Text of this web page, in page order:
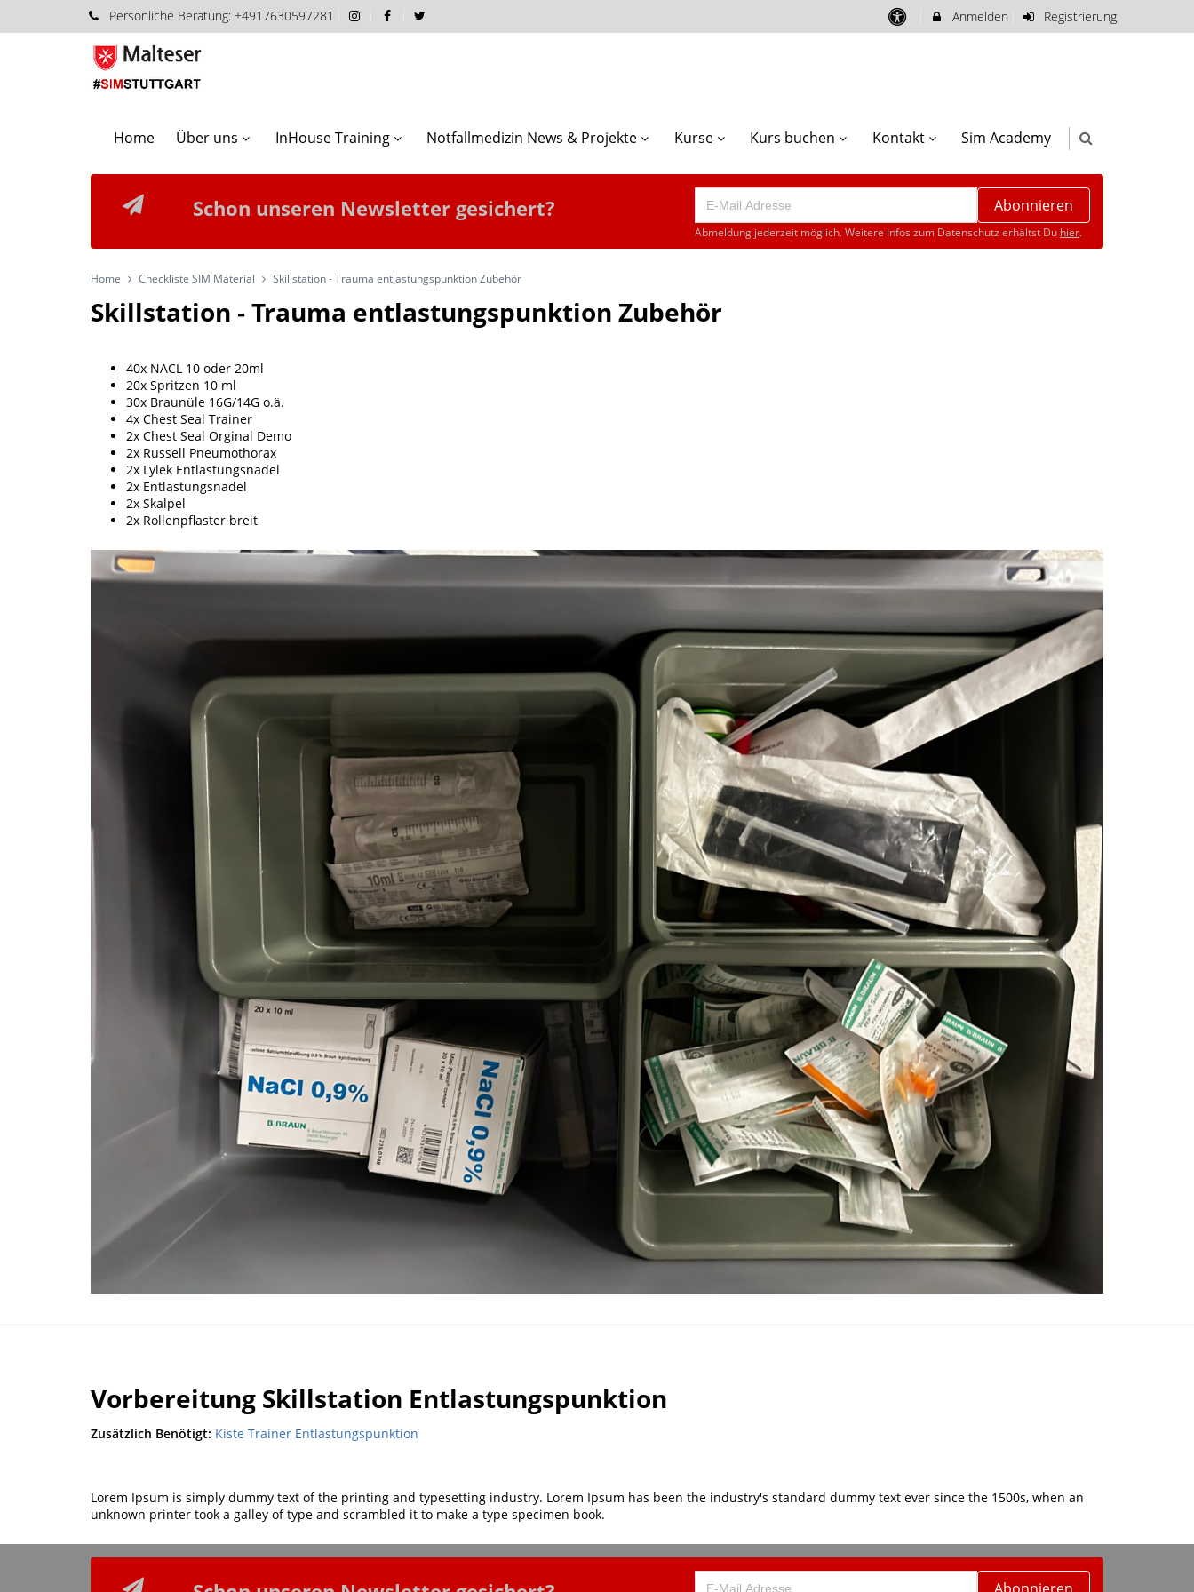
Persönliche Beratung: +4917630597281 Anmelden Registrierung
Home Über uns InHouse Training Notfallmedizin News & Projekte Kurse Kurs buchen Kontakt Sim Academy
Schon unseren Newsletter gesichert? Abonnieren
Abmeldung jederzeit möglich. Weitere Infos zum Datenschutz erhältst Du hier.
Home Checkliste SIM Material Skillstation - Trauma entlastungspunktion Zubehör
Skillstation - Trauma entlastungspunktion Zubehör
40x NACL 10 oder 20ml
20x Spritzen 10 ml
30x Braunüle 16G/14G o.ä.
4x Chest Seal Trainer
2x Chest Seal Orginal Demo
2x Russell Pneumothorax
2x Lylek Entlastungsnadel
2x Entlastungsnadel
2x Skalpel
2x Rollenpflaster breit
Vorbereitung Skillstation Entlastungspunktion
Zusätzlich Benötigt: Kiste Trainer Entlastungspunktion
Lorem Ipsum is simply dummy text of the printing and typesetting industry. Lorem Ipsum has been the industry's standard dummy text ever since the 1500s, when an
unknown printer took a galley of type and scrambled it to make a type specimen book.